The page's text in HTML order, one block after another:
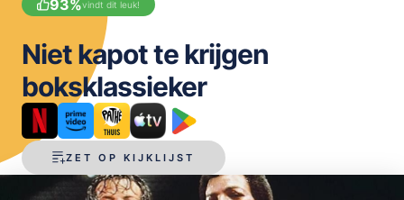
93%vindt dit leuk!
ZET OP KIJKLIJST
Niet kapot te krijgen
boksklassieker